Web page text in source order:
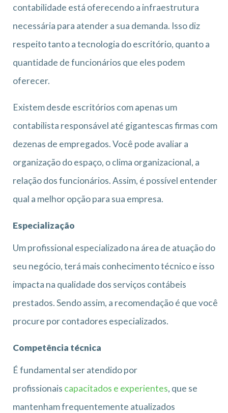
contabilidade está oferecendo a infraestrutura
necessária para atender a sua demanda. Isso diz
respeito tanto a tecnologia do escritório, quanto a
quantidade de funcionários que eles podem
oferecer.
Existem desde escritórios com apenas um
contabilista responsável até gigantescas firmas com
dezenas de empregados. Você pode avaliar a
organização do espaço, o clima organizacional, a
relação dos funcionários. Assim, é possível entender
qual a melhor opção para sua empresa.
Especialização
Um profissional especializado na área de atuação do
seu negócio, terá mais conhecimento técnico e isso
impacta na qualidade dos serviços contábeis
prestados. Sendo assim, a recomendação é que você
procure por contadores especializados.
Competência técnica
É fundamental ser atendido por
profissionais capacitados e experientes, que se
mantenham frequentemente atualizados